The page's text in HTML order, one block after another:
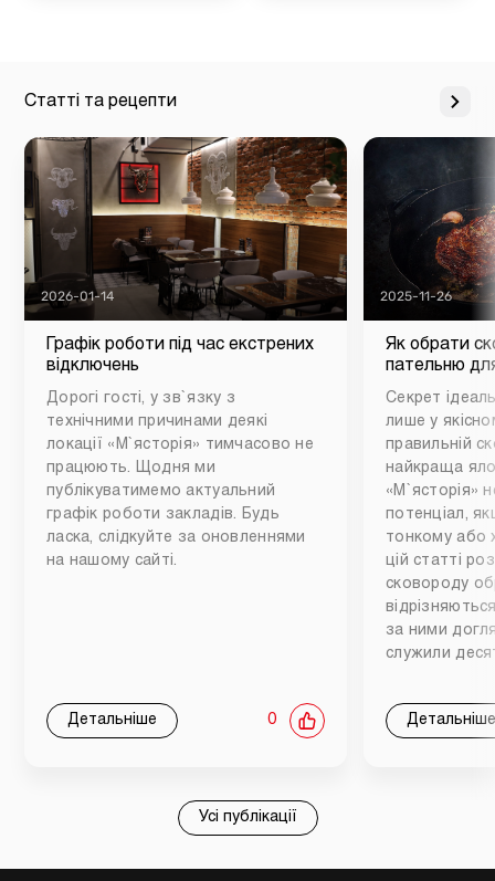
Статті та рецепти
2026-01-14
Графік роботи під час екстрених
відключень
Дорогі гості, у зв`язку з
технічними причинами деякі
локації «М`ясторія» тимчасово не
працюють. Щодня ми
публікуватимемо актуальний
графік роботи закладів. Будь
ласка, слідкуйте за оновленнями
на нашому сайті.
Детальніше 0
2025-11-26
Як обрати
пательню
Секрет
лише у
правильній
найкраща
«М`ясторія»
потенціал,
тонкому або
цій статті
сковороду
за ними
служили
Детальніше
Усі публікації